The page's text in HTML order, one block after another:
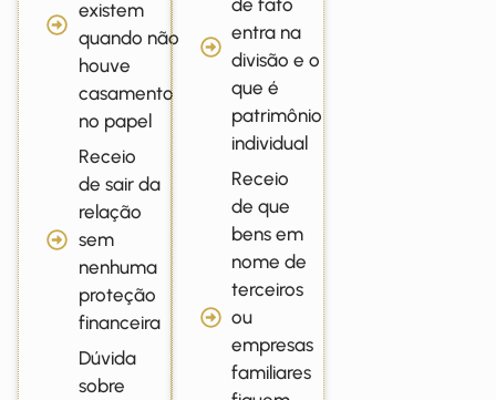
existem
quando não
houve
casamento
no papel
Receio
de sair da
relação
sem
nenhuma
proteção
financeira
Dúvida
sobre
de fato
entra na
divisão e o
que é
patrimônio
individual
Receio
de que
bens em
nome de
terceiros
ou
empresas
familiares